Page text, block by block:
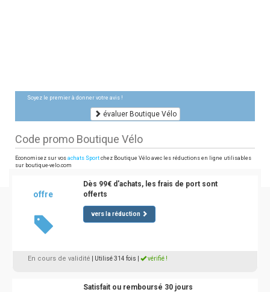
Soyez le premier à donner votre avis !
évaluer Boutique Vélo
Code promo Boutique Vélo
Economisez sur vos achats Sport chez Boutique Vélo avec les réductions en ligne utilisables
sur boutique-velo.com
offre
Dès 99€ d'achats, les frais de port sont
offerts
vers la réduction
En cours de validité | Utilisé 314 fois vérifié !
Satisfait ou remboursé 30 jours